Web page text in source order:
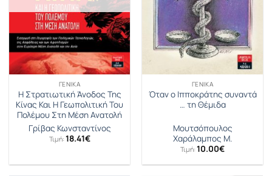
ΓΕΝΙΚΆ
Η Στρατιωτική Άνοδος Της
Κίνας Και Η Γεωπολιτική Του
Πολέμου Στη Μέση Ανατολή
Γρίβας Κωνσταντίνος
Τιμή: 18.41€
ΓΕΝΙΚΆ
Όταν ο Ιπποκράτης συναντά
… τη Θέμιδα
Μουτσόπουλος
Χαράλαμπος Μ.
Τιμή: 10.00€